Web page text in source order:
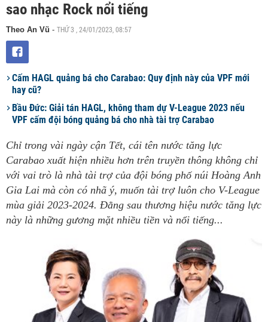
sao nhạc Rock nổi tiếng
Theo An Vũ - THỨ 3 , 24/01/2023, 08:57
Cấm HAGL quảng bá cho Carabao: Quy định này của VPF mới
hay cũ?
Bầu Đức: Giải tán HAGL, không tham dự V-League 2023 nếu
VPF cấm đội bóng quảng bá cho nhà tài trợ Carabao
Chỉ trong vài ngày cận Tết, cái tên nước tăng lực
Carabao xuất hiện nhiều hơn trên truyền thông không chỉ
với vai trò là nhà tài trợ của đội bóng phố núi Hoàng Anh
Gia Lai mà còn có nhã ý, muốn tài trợ luôn cho V-League
mùa giải 2023-2024. Đằng sau thương hiệu nước tăng lực
này là những gương mặt nhiều tiền và nổi tiếng...